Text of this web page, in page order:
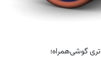
گوشی‌همراه؛